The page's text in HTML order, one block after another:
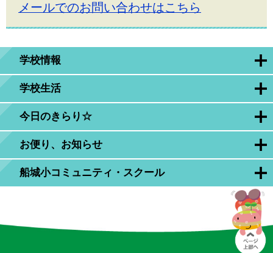
学校情報
学校生活
今日のきらり☆
お便り、お知らせ
船城小コミュニティ・スクール
メールでのお問い合わせはこちら